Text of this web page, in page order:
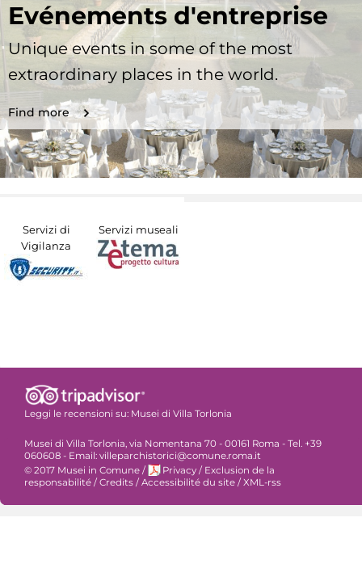
Evénements d'entreprise
Unique events in some of the most
extraordinary places in the world.
Find more
Servizi di
Vigilanza
Servizi museali
Leggi le recensioni su: Musei di Villa Torlonia
Musei di Villa Torlonia, via Nomentana 70 - 00161 Roma - Tel. +39
060608 - Email: villeparchistorici@comune.roma.it
© 2017 Musei in Comune / Privacy / Exclusion de la
responsabilité / Credits / Accessibilité du site / XML-rss